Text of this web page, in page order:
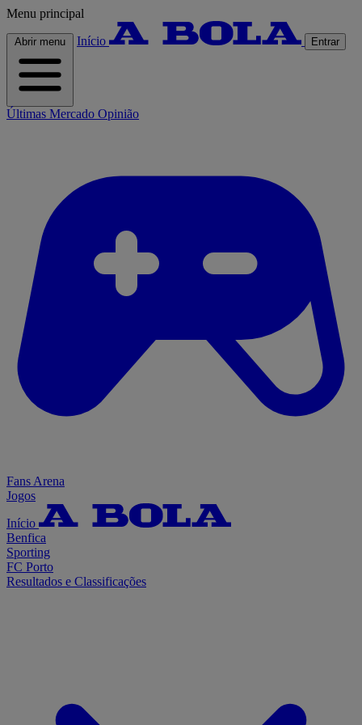
Menu principal
Abrir menu Início Entrar
Últimas Mercado Opinião
Fans Arena
Jogos
Início
Benfica
Sporting
FC Porto
Resultados e Classificações